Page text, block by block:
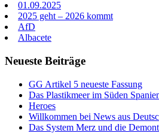
01.09.2025
2025 geht – 2026 kommt
AfD
Albacete
Neueste Beiträge
GG Artikel 5 neueste Fassung
Das Plastikmeer im Süden
Heroes
Willkommen bei News aus
Das System Merz und die